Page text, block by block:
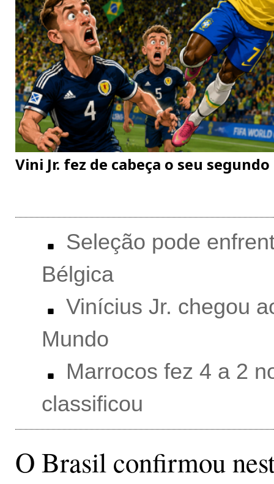
Vini Jr. fez de cabeça o seu
Seleção pode
Bélgica
Vinícius Jr. chegou
Mundo
Marrocos fez 4 a 2
classificou
O Brasil confirmou